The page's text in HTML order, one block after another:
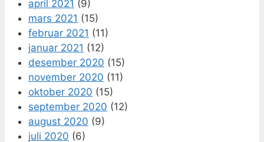
april 2021 (9)
mars 2021 (15)
februar 2021 (11)
januar 2021 (12)
desember 2020 (15)
november 2020 (11)
oktober 2020 (15)
september 2020 (12)
august 2020 (9)
juli 2020 (6)